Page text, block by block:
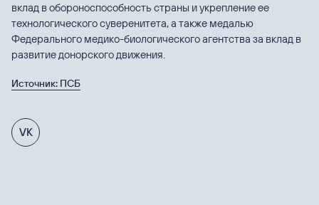
Источник: ПСБ
VK
вклад в обороноспособность страны и укрепление ее
технологического суверенитета, а также медалью
Федерального медико-биологического агентства за вклад в
развитие донорского движения.